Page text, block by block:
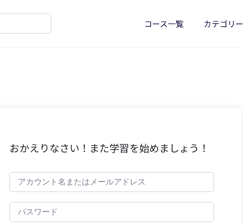
コース一覧 カテゴリー
おかえりなさい！また学習を始めましょう！